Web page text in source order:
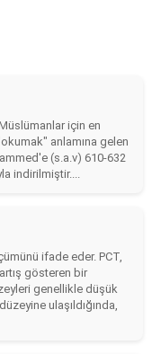
için en
anlamına gelen
(s.a.v) 610-632
indirilmiştir....
ifade eder. PCT,
gösteren bir
genellikle düşük
ulaşıldığında,